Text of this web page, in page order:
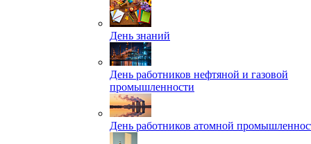
День знаний
День работников нефтяной и газовой
промышленности
День работников атомной